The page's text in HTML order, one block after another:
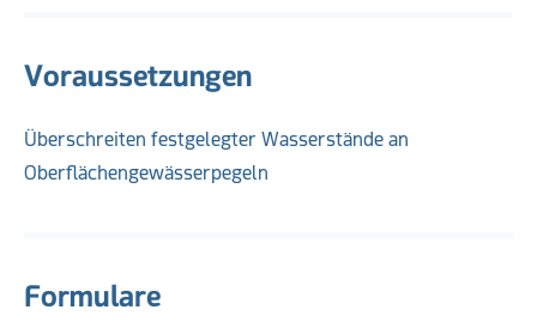
Voraussetzungen
Überschreiten festgelegter Wasserstände an
Oberflächengewässerpegeln
Formulare